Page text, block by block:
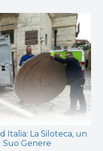
Italia: La Siloteca, un
Suo Genere